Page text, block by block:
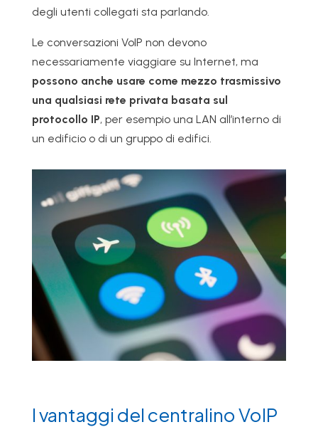
degli utenti collegati sta parlando.
Le conversazioni VoIP non devono
necessariamente viaggiare su Internet, ma
possono anche usare come mezzo trasmissivo
una qualsiasi rete privata basata sul
protocollo IP, per esempio una LAN all’interno di
un edificio o di un gruppo di edifici.
I vantaggi del centralino VoIP